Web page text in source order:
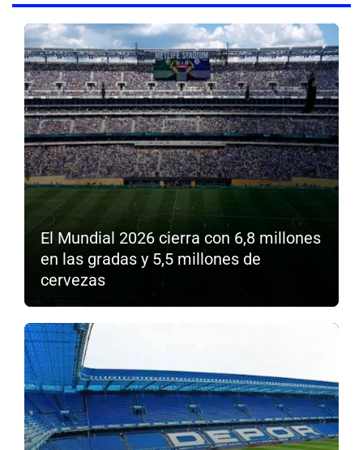
El Mundial 2026 cierra con 6,8 millones
en las gradas y 5,5 millones de
cervezas